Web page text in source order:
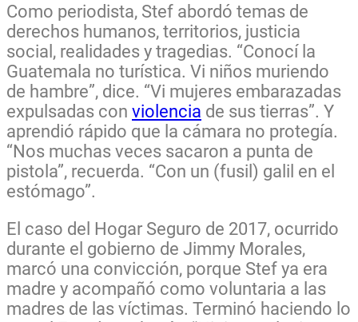
Como periodista, Stef abordó temas de
derechos humanos, territorios, justicia
social, realidades y tragedias. “Conocí la
Guatemala no turística. Vi niños muriendo
de hambre”, dice. “Vi mujeres embarazadas
expulsadas con violencia de sus tierras”. Y
aprendió rápido que la cámara no protegía.
“Nos muchas veces sacaron a punta de
pistola”, recuerda. “Con un (fusil) galil en el
estómago”.
El caso del Hogar Seguro de 2017, ocurrido
durante el gobierno de Jimmy Morales,
marcó una convicción, porque Stef ya era
madre y acompañó como voluntaria a las
madres de las víctimas. Terminó haciendo lo